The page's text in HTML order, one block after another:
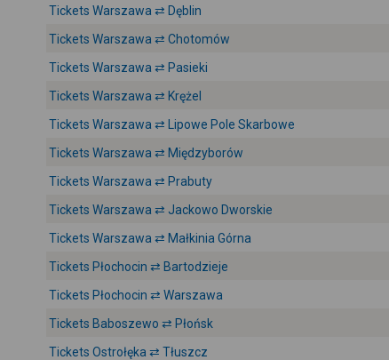
Tickets Warszawa ⇄ Dęblin
Tickets Warszawa ⇄ Chotomów
Tickets Warszawa ⇄ Pasieki
Tickets Warszawa ⇄ Krężel
Tickets Warszawa ⇄ Lipowe Pole Skarbowe
Tickets Warszawa ⇄ Międzyborów
Tickets Warszawa ⇄ Prabuty
Tickets Warszawa ⇄ Jackowo Dworskie
Tickets Warszawa ⇄ Małkinia Górna
Tickets Płochocin ⇄ Bartodzieje
Tickets Płochocin ⇄ Warszawa
Tickets Baboszewo ⇄ Płońsk
Tickets Ostrołęka ⇄ Tłuszcz